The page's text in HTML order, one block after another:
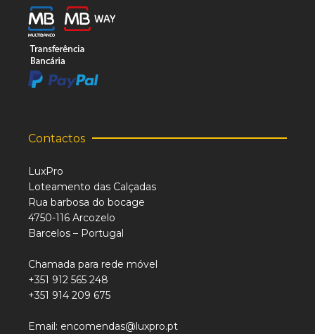
Contactos
LuxPro
Loteamento das Calçadas
Rua barbosa do bocage
4750-116 Arcozelo
Barcelos – Portugal
Chamada para rede móvel
+351 912 565 248
+351 914 209 675
Email: encomendas@luxpro.pt